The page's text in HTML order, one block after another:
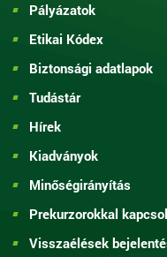
Pályázatok
Etikai Kódex
Biztonsági adatlapok
Tudástár
Hírek
Kiadványok
Minőségirányítás
Prekurzorokkal
Visszaélések